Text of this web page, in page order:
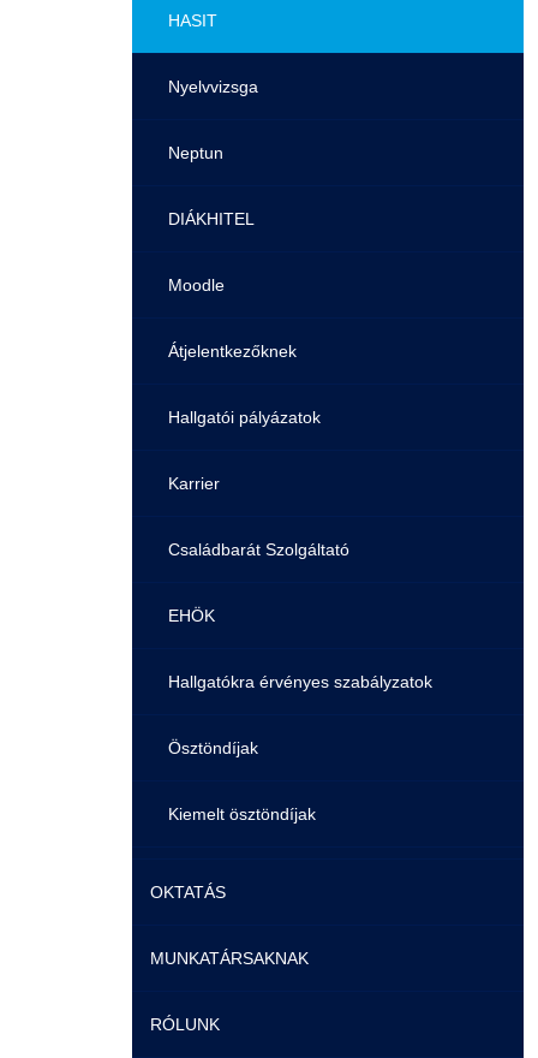
Pályaorientációs tanácsadás
MTMI Szakok
Sportolóként egyetemista
HASIT
Nyelvvizsga
Neptun
DIÁKHITEL
Moodle
Átjelentkezőknek
Hallgatói pályázatok
Karrier
Családbarát Szolgáltató
EHÖK
Hallgatókra érvényes szabályzatok
Ösztöndíjak
Kiemelt ösztöndíjak
Nemzetközi Lehetőségek
Szolgáltatások
Fordítási Szolgáltatások
OKTATÁS
Képzéseink
Duális képzés
MUNKATÁRSAKNAK
Képzéseink
RÓLUNK